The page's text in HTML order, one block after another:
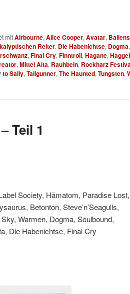
mitAirbourne, Alice Cooper, Avatar,
Reiter, Die Habenichtse, Dogma,
, Final Cry, Finntroll, Hagane,
, Mittel Alta, Rauhbein, Rockharz
to Sally, Tailgunner, The Haunted, Tungsten,
Teil 1
Society, Hämatom, Paradise Lost,
Betonton, Steve’n’Seagulls,
Warmen, Dogma, Soulbound,
Die Habenichtse, Final Cry